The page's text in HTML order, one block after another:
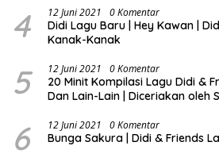
4 12 Juni 2021 0 Komentar
Didi Lagu Baru | Hey Kawan |
Kanak-Kanak
5 12 Juni 2021 0 Komentar
20 Minit Kompilasi Lagu Didi &
Dan Lain-Lain | Diceriakan oleh
6 12 Juni 2021 0 Komentar
Bunga Sakura | Didi & Friends